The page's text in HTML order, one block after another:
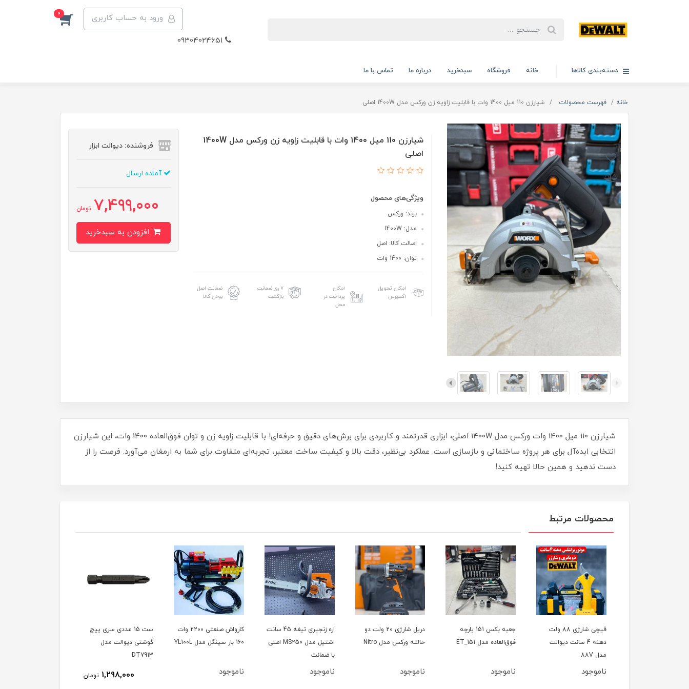
ورود به حساب کاربری 0
دسته‌بندی کالاها خانه فروشگاه سبدخرید درباره ما تماس با ما
خانه فهرست محصولات شیارزن 110 میل 1400 وات با قابلیت زاویه زن ورکس مدل 1400W اصلی
شیارزن 110 میل 1400 وات با قابلیت زاویه زن ورکس مدل 1400W
اصلی
ویژگی‌های محصول
برند: ورکس
مدل: 1400W
اصالت کالا: اصل
توان: 1400 وات
امکان تحویل
اکسپرس
امکان
پرداخت در
محل
۷ روز ضمانت
بازگشت
ضمانت اصل
بودن کالا
فروشنده: دیوالت ابزار
آماده ارسال
7,499,000 تومان
شیارزن 110 میل 1400 وات ورکس مدل 1400W اصلی، ابزاری قدرتمند و کاربردی برای برش‌های دقیق و حرفه‌ای! با قابلیت زاویه زن و توان فوق‌العاده 1400 وات، این شیارزن
انتخابی ایده‌آل برای هر پروژه ساختمانی و بازسازی است. عملکرد بی‌نظیر، دقت بالا و کیفیت ساخت معتبر، تجربه‌ای متفاوت برای شما به ارمغان می‌آورد. فرصت را از
دست ندهید و همین حالا تهیه کنید!
محصولات مرتبط
قیچی شارژی 88 ولت
دهنه 4 سانت دیوالت
مدل 88V
ناموجود
جعبه بکس 151 پارچه
فوق‌العاده مدل ET_151
ناموجود
دریل شارژی 20 ولت دو
حالته ورکس مدل Nitro
ناموجود
اره زنجیری تیغه 45 سانت
اشتیل مدل MS250 اصلی
با ضمانت
ناموجود
کارواش صنعتی 2200 وات
160 بار سینگل مدل YL100L
ناموجود
ست 15 عددی سری پیچ
گوشتی دیوالت مدل
DT7913
1,298,000 تومان